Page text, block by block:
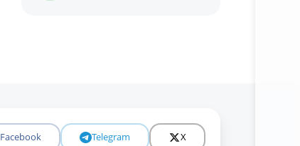
Facebook Telegram X